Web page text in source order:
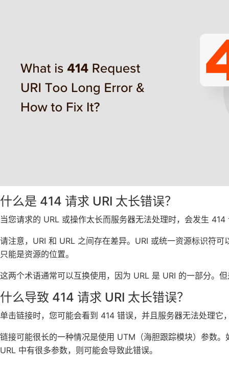
什么是 414 请求 URI 太长错误？
当您请求的 URL 或操作太长而服务器无法处理时，会发生
请注意，URI 和 URL 之间存在差异。URI 或统一资源标识符
只能是资源的位置。
这两个术语通常可以互换使用，因为 URL 是 URI 的一部分。
什么导致 414 请求 URI 太长错误？
单击链接时，您可能会看到 414 错误，并且服务器无法处理它
链接可能很长的一种情况是使用 UTM（海胆跟踪模块）参数
URL 中有很多参数，则可能会导致此错误。